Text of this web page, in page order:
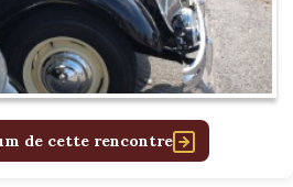
de cette rencontre